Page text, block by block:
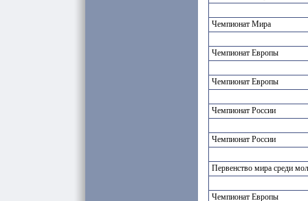
Чемпионат Мира
Чемпионат Европы
Чемпионат Европы
Чемпионат России
Чемпионат России
Первенство мира среди
Чемпионат Европы